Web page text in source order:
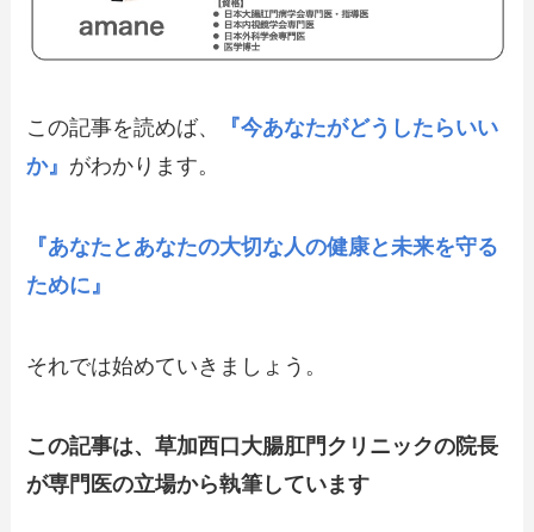
この記事を読めば、
『今あなたがどうしたらいい
か』 がわかります。
『あなたとあなたの大切な人の健康と未来を守る
ために』
それでは始めていきましょう。
この記事は、草加西口大腸肛門クリニックの院長
が専門医の立場から執筆しています